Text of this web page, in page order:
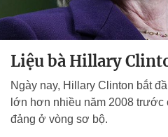
Liệu bà Hillary
Ngày nay, Hillary Clinton bắt
lớn hơn nhiều năm 2008 trước
đảng ở vòng sơ bộ.